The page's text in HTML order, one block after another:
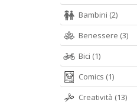
Bambini (2)
Benessere (3)
Bici (1)
Comics (1)
Creatività (13)